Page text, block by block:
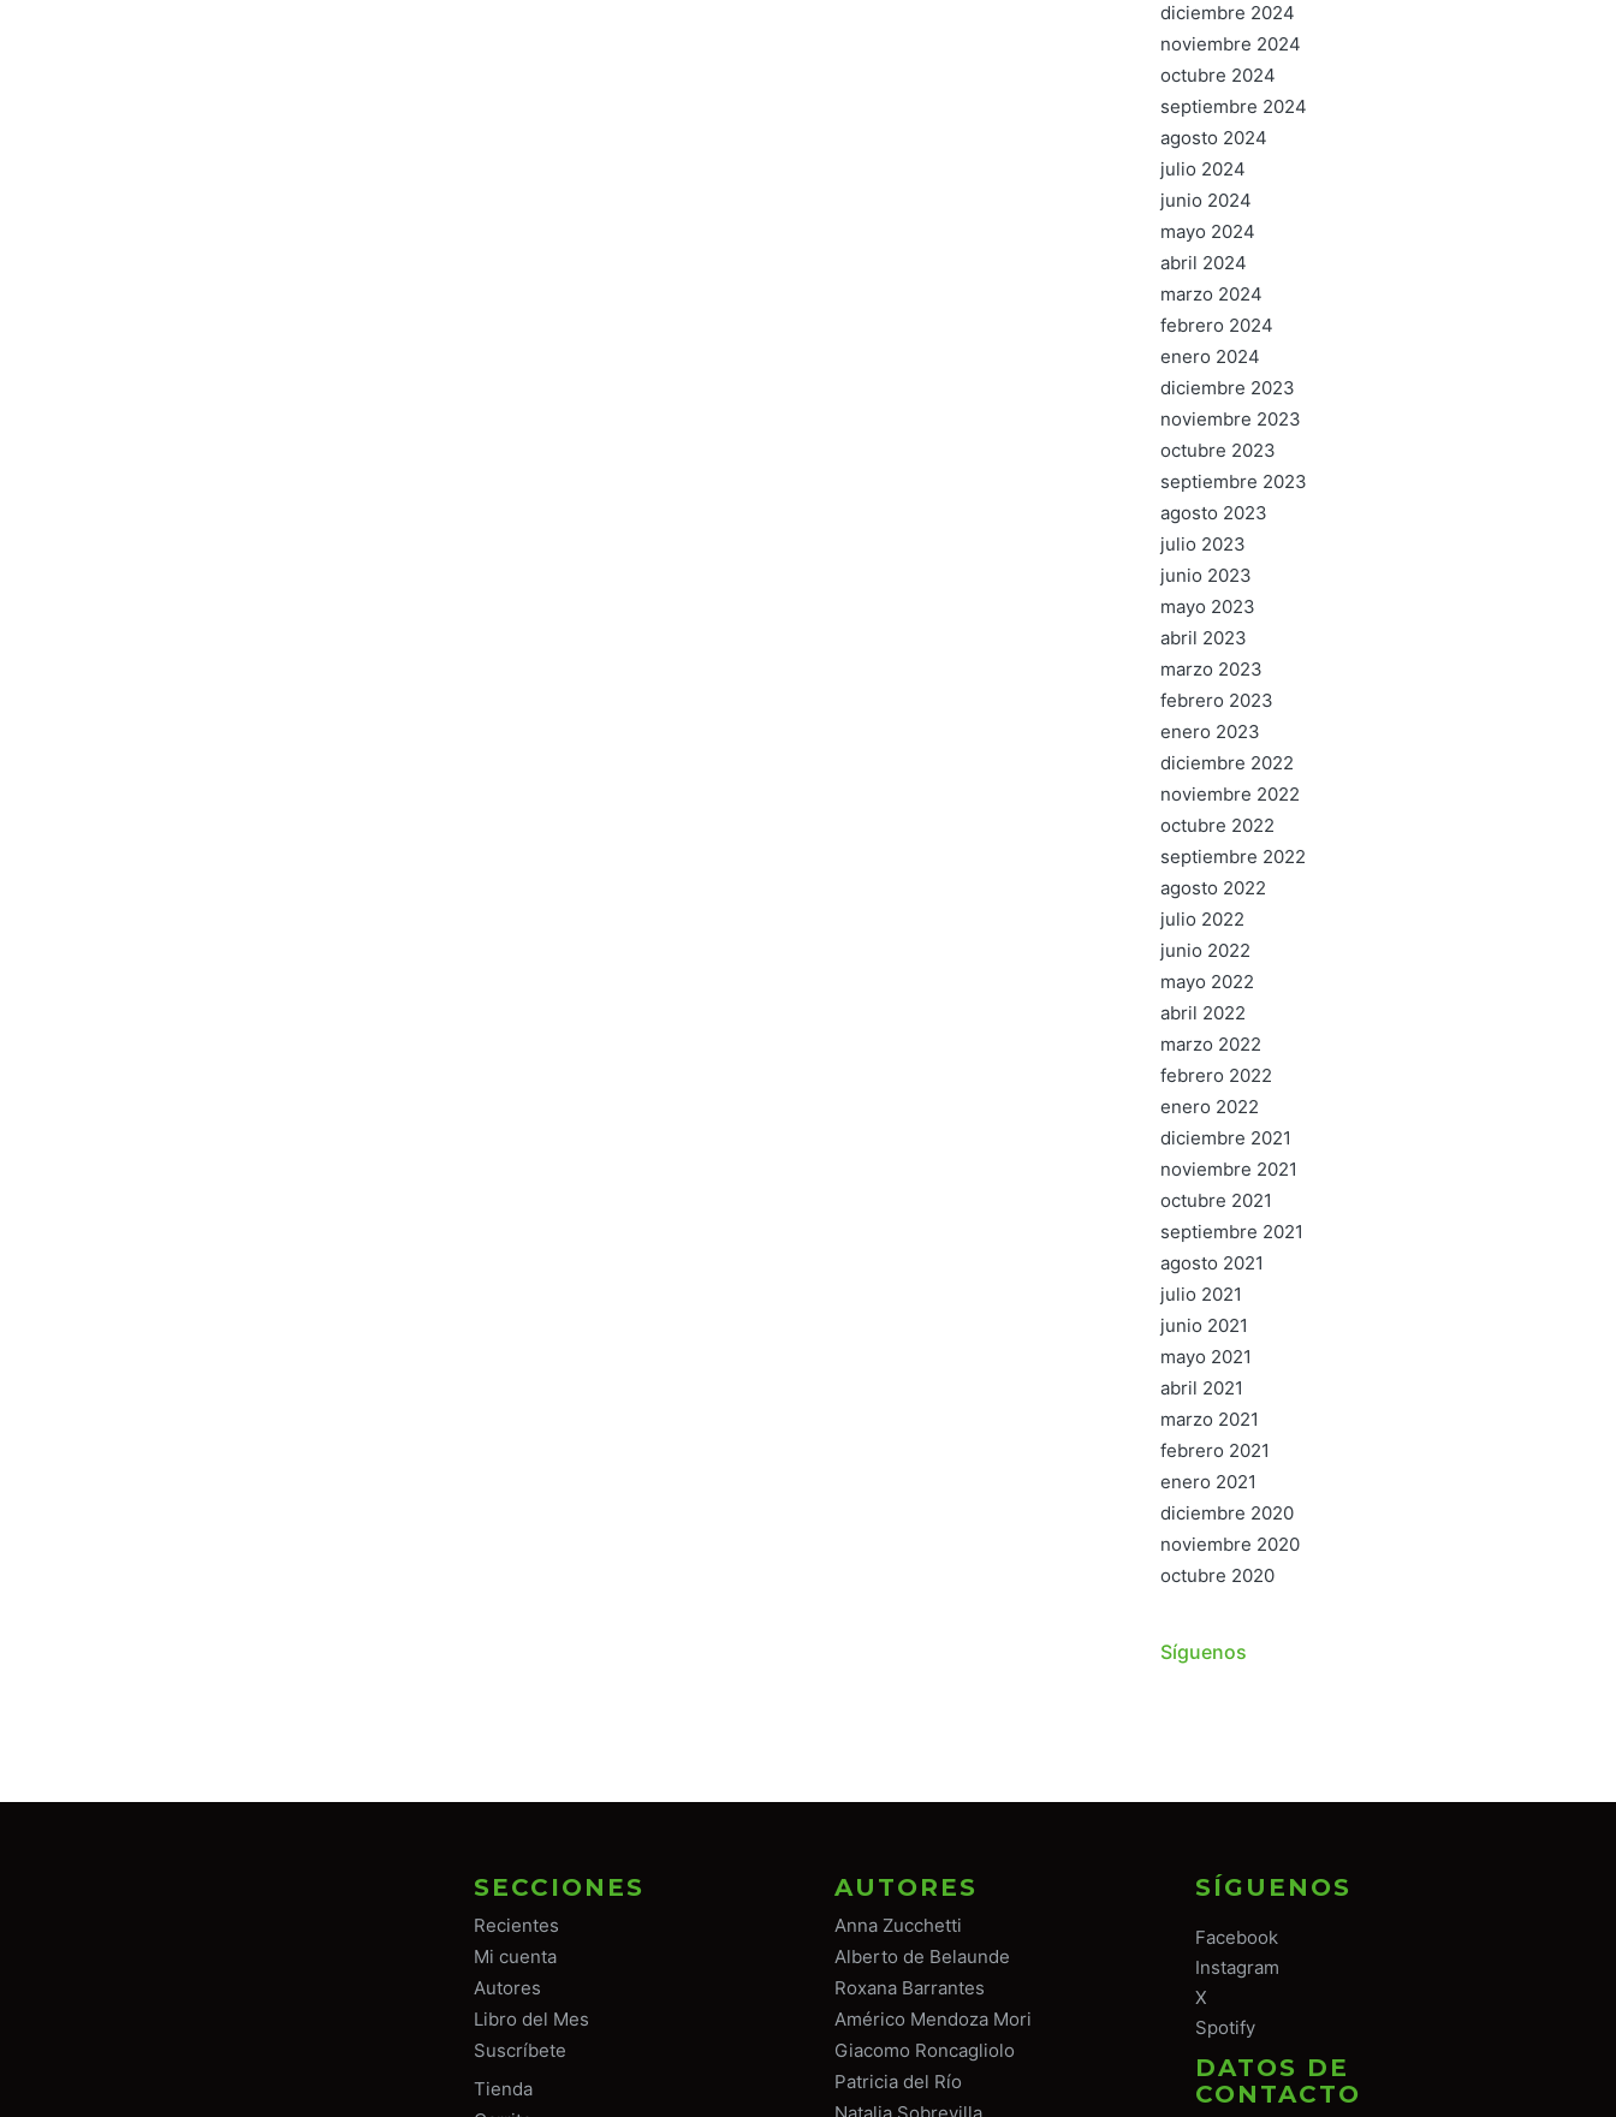
diciembre 2024
noviembre 2024
octubre 2024
septiembre 2024
agosto 2024
julio 2024
junio 2024
mayo 2024
abril 2024
marzo 2024
febrero 2024
enero 2024
diciembre 2023
noviembre 2023
octubre 2023
septiembre 2023
agosto 2023
julio 2023
junio 2023
mayo 2023
abril 2023
marzo 2023
febrero 2023
enero 2023
diciembre 2022
noviembre 2022
octubre 2022
septiembre 2022
agosto 2022
julio 2022
junio 2022
mayo 2022
abril 2022
marzo 2022
febrero 2022
enero 2022
diciembre 2021
noviembre 2021
octubre 2021
septiembre 2021
agosto 2021
julio 2021
junio 2021
mayo 2021
abril 2021
marzo 2021
febrero 2021
enero 2021
diciembre 2020
noviembre 2020
octubre 2020
Síguenos
SECCIONES
Recientes
Mi cuenta
Autores
Libro del Mes
Suscríbete
Tienda
AUTORES
Anna Zucchetti
Alberto de Belaunde
Roxana Barrantes
Américo Mendoza Mori
Giacomo Roncagliolo
Patricia del Río
SÍGUENOS
Facebook
Instagram
X
Spotify
DATOS DE
CONTACTO